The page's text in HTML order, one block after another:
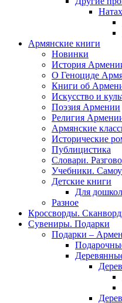
Армянские книги
Новинки
История
О Геноциде
Книги об
Иcкусство и
Поэзия Армении
Религия
Армянские
Исторические
Публицистика
Словари.
Учебники.
Детские книги
Для
Разное
Кроссворды.
Сувениры. Подарки
Подарки –